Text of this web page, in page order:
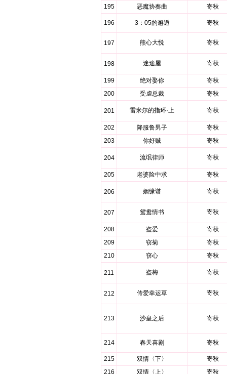
195 恶魔协奏曲 寄秋
196 3：05的邂逅 寄秋
197 熊心大悦 寄秋
198 迷途屋 寄秋
199 绝对娶你
寄秋
200
受虐总裁 寄秋
201 雷米尔的指环·上 寄秋
202 降服鲁男子
寄秋
203
你好贼 寄秋
204 流氓律师 寄秋
205 老婆险中求 寄秋
206 姻缘谱 寄秋
207 鸳鸯情书 寄秋
208 盗爱
寄秋
209
窃菊
寄秋
210
窃心 寄秋
211 盗梅 寄秋
212 传爱幸运草 寄秋
213 沙皇之后 寄秋
214 春天喜剧 寄秋
215 双情〈下〉
寄秋
216
双情〈上〉 寄秋